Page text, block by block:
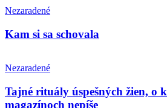
Nezaradené
Kam si sa schovala
Nezaradené
Tajné rituály úspešných žien, o
magazínoch nepíše